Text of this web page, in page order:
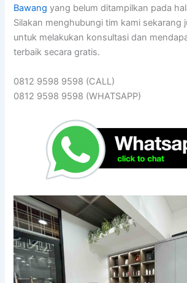
Bawang yang belum ditampilkan pada
Silakan menghubungi tim kami sekarang
untuk melakukan konsultasi dan
terbaik secara gratis.
0812 9598 9598 (CALL)
0812 9598 9598 (WHATSAPP)